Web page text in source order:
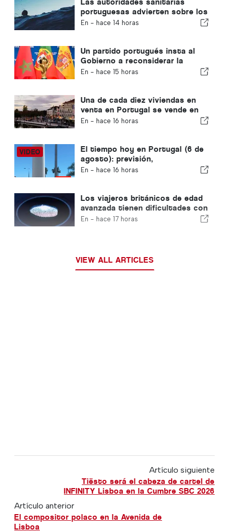
portuguesas advierten sobre los
peligros del ahogamiento
En - hace 14 horas
Un partido portugués insta al
Gobierno a reconsiderar la
candidatura de Marruecos para
En - hace 15 horas
Una de cada diez viviendas en
venta en Portugal se vende en
menos de una semana
En - hace 16 horas
El tiempo hoy en Portugal (6 de
agosto): previsión,
temperaturas y qué se puede
En - hace 16 horas
Los viajeros británicos de edad
avanzada tienen dificultades con
los nuevos controles de huellas
En - hace 17 horas
VIEW ALL ARTICLES
Artículo siguiente
Tiësto será el cabeza de cartel de
INFINITY Lisboa en la Cumbre SBC 2026
Artículo anterior
El compositor polaco en la Avenida de
Lisboa